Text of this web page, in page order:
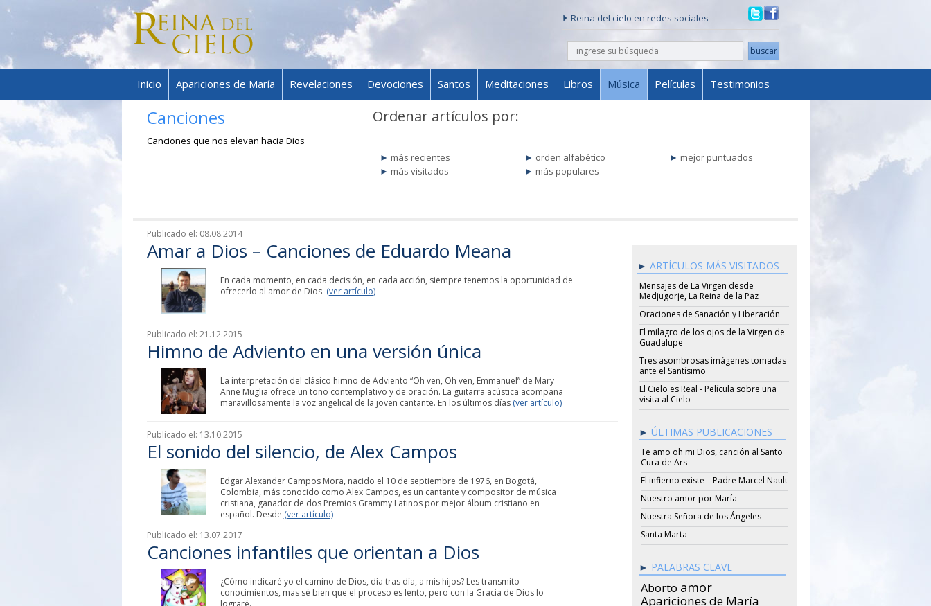
Reina del cielo en redes sociales
buscar
Skip to content
Inicio Apariciones de María Revelaciones Devociones Santos Meditaciones Libros Música Películas Testimonios
Canciones
Canciones que nos elevan hacia Dios
Ordenar artículos por:
más recientes
más visitados
orden alfabético
más populares
mejor puntuados
Publicado el: 08.08.2014
Amar a Dios – Canciones de Eduardo Meana
En cada momento, en cada decisión, en cada acción, siempre tenemos la oportunidad de
ofrecerlo al amor de Dios. (ver artículo)
Publicado el: 21.12.2015
Himno de Adviento en una versión única
La interpretación del clásico himno de Adviento “Oh ven, Oh ven, Emmanuel” de Mary
Anne Muglia ofrece un tono contemplativo y de oración. La guitarra acústica acompaña
maravillosamente la voz angelical de la joven cantante. En los últimos días (ver artículo)
Publicado el: 13.10.2015
El sonido del silencio, de Alex Campos
Edgar Alexander Campos Mora, nacido el 10 de septiembre de 1976, en Bogotá,
Colombia, más conocido como Alex Campos, es un cantante y compositor de música
cristiana, ganador de dos Premios Grammy Latinos por mejor álbum cristiano en
español. Desde (ver artículo)
Publicado el: 13.07.2017
Canciones infantiles que orientan a Dios
¿Cómo indicaré yo el camino de Dios, día tras día, a mis hijos? Les transmito
conocimientos, mas sé bien que el proceso es lento, pero con la Gracia de Dios lo
lograré.
ARTÍCULOS MÁS VISITADOS
Mensajes de La Virgen desde
Medjugorje, La Reina de la Paz
Oraciones de Sanación y Liberación
El milagro de los ojos de la Virgen de
Guadalupe
Tres asombrosas imágenes tomadas
ante el Santísimo
El Cielo es Real - Película sobre una
visita al Cielo
ÚLTIMAS PUBLICACIONES
Te amo oh mi Dios, canción al Santo
Cura de Ars
El infierno existe – Padre Marcel Nault
Nuestro amor por María
Nuestra Señora de los Ángeles
Santa Marta
PALABRAS CLAVE
Aborto amor
Apariciones de María